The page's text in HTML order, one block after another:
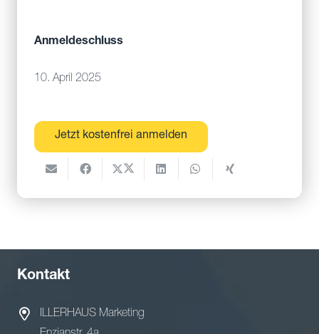
Anmeldeschluss
10. April 2025
Jetzt kostenfrei anmelden
Kontakt
ILLERHAUS Marketing